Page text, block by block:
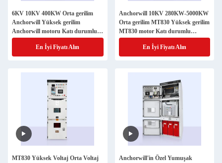
6KV 10KV 400KW Orta gerilim
Anchorwill Yüksek gerilim
Anchorwill motoru Katı durumlu
yumuşak başlangıç cihazı dolabı
En İyi Fiyatı Alın
Anchorwill 10KV 280KW-5000KW
Orta gerilim MT830 Yüksek gerilim
MT830 motor Katı durumlu
yumuşak başlangıç cihazı dolabı
En İyi Fiyatı Alın
MT830 Yüksek Voltaj Orta Voltaj
Anchorwill'in Özel Yumuşak